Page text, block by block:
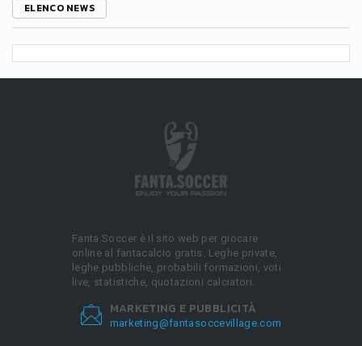
ELENCO NEWS
Fanta.Soccer è il sito web per giocare
online al fantacalcio gratis. Leghe private,
leghe pubbliche, probabili formazioni, voti
live, statistiche, quotazioni calciatori.
MARKETING E PUBBLICITÀ
marketing@fantasoccevillage.com